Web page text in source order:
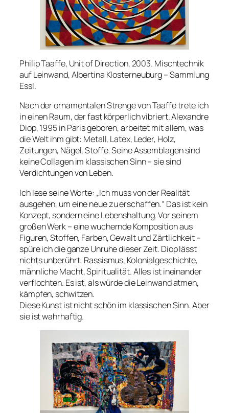
Philip Taaffe, Unit of Direction, 2003. Mischtechnik
auf Leinwand, Albertina Klosterneuburg – Sammlung
Essl.
Nach der ornamentalen Strenge von Taaffe trete ich
in einen Raum, der fast körperlich vibriert. Alexandre
Diop, 1995 in Paris geboren, arbeitet mit allem, was
die Welt ihm gibt: Metall, Latex, Leder, Holz,
Zeitungen, Nägel, Stoffe. Seine Assemblagen sind
keine Collagen im klassischen Sinn – sie sind
Verdichtungen von Leben.
Ich lese seine Worte: „Ich muss von der Realität
ausgehen, um eine neue zu erschaffen.“ Das ist kein
Konzept, sondern eine Lebenshaltung. Vor seinem
großen Werk – eine wuchernde Komposition aus
Figuren, Stoffen, Farben, Gewalt und Zärtlichkeit –
spüre ich die ganze Unruhe dieser Zeit. Diop lässt
nichts unberührt: Rassismus, Kolonialgeschichte,
männliche Macht, Spiritualität. Alles ist ineinander
verflochten. Es ist, als würde die Leinwand atmen,
kämpfen, schwitzen.
Diese Kunst ist nicht schön im klassischen Sinn. Aber
sie ist wahrhaftig.